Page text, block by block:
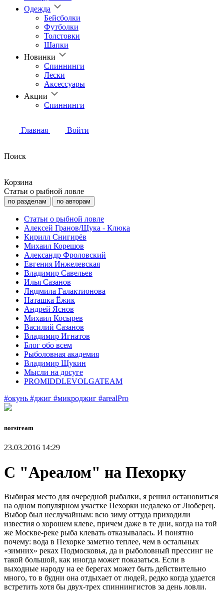
Одежда
Бейсболки
Футболки
Толстовки
Шапки
Новинки
Спиннинги
Лески
Аксессуары
Акции
Спиннинги
Главная Войти
Поиск
Корзина
Статьи о рыбной ловле
по разделам по авторам
Статьи о рыбной ловле
Алексей Гранов/Щука - Клюка
Кирилл Снигирёв
Михаил Корешов
Александр Фроловский
Евгения Инжелевская
Владимир Савельев
Илья Сазанов
Людмила Галактионова
Наташка Ёжик
Андрей Яснов
Михаил Косырев
Василий Сазанов
Владимир Игнатов
Блог обо всем
Рыболовная академия
Владимир Щукин
Мысли на досуге
PROMIDDLEVOLGATEAM
#окунь #джиг #микроджиг #arealPro
norstream
23.03.2016 14:29
С "Ареалом" на Пехорку
Выбирая место для очередной рыбалки, я решил остановиться
на одном популярном участке Пехорки недалеко от Люберец.
Выбор был неслучайным: всю зиму оттуда приходили
известия о хорошем клеве, причем даже в те дни, когда на той
же Москве-реке рыба клевать отказывалась. И понятно
почему: вода в Пехорке заметно теплее, чем в остальных
«зимних» реках Подмосковья, да и рыболовный прессинг не
такой большой, как иногда может показаться. Если в
выходные народу на ее берегах может быть действительно
много, то в будни она отдыхает от людей, редко когда удается
встретить хотя бы двух-трех спиннингистов за день ловли.